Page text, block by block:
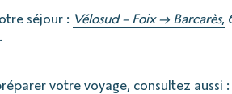
séjour : Vélosud – Foix → Barcarès,
votre voyage, consultez aussi :